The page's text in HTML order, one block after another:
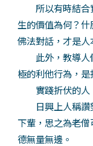
所以有時結合
生的價值為何？
佛法對話，才是人
此外，教導人
極的利他行為，
實踐折伏的人
日興上人稱讚
下輩，思之為老
德無量無邊。